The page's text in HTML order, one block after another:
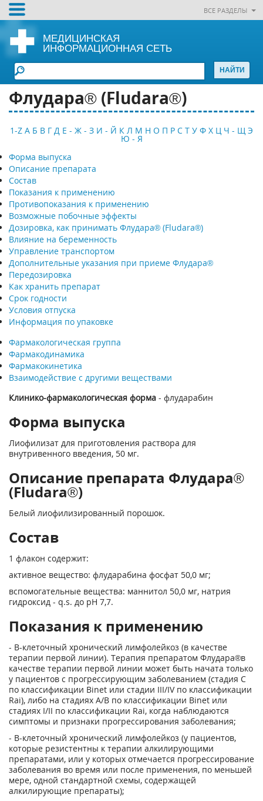
ВСЕ РАЗДЕЛЫ
МЕДИЦИНСКАЯ
ИНФОРМАЦИОННАЯ СЕТЬ
Флудара® (Fludara®)
1-Z А Б В Г Д Е - Ж - З И - Й К Л М Н О П Р С Т У Ф Х Ц Ч - Щ Э
Ю - Я
Форма выпуска
Описание препарата
Состав
Показания к применению
Противопоказания к применению
Возможные побочные эффекты
Дозировка, как принимать Флудара® (Fludara®)
Влияние на беременность
Управление транспортом
Дополнительные указания при приеме Флудара®
Передозировка
Как хранить препарат
Срок годности
Условия отпуска
Информация по упаковке
Фармакологическая группа
Фармакодинамика
Фармакокинетика
Взаимодействие с другими веществами
Клинико-фармакологическая форма - флударабин
Форма выпуска
Лиофилизат для приготовления раствора для
внутривенного введения, 50 мг.
Описание препарата Флудара®
(Fludara®)
Белый лиофилизированный порошок.
Состав
1 флакон содержит:
активное вещество: флударабина фосфат 50,0 мг;
вспомогательные вещества: маннитол 50,0 мг, натрия
гидроксид - q.s. до pH 7,7.
Показания к применению
- В-клеточный хронический лимфолейкоз (в качестве
терапии первой линии). Терапия препаратом Флудара®в
качестве терапии первой линии может быть начата только
у пациентов с прогрессирующим заболеванием (стадия С
по классификации Binet или стадии III/IV по классификации
Rai), либо на стадиях A/В по классификации Binet или
стадиях I/II по классификации Rai, когда наблюдаются
симптомы и признаки прогрессирования заболевания;
- В-клеточный хронический лимфолейкоз (у пациентов,
которые резистентны к терапии алкилирующими
препаратами, или у которых отмечается прогрессирование
заболевания во время или после применения, по меньшей
мере, одной стандартной схемы, содержащей
алкилирующие препараты);